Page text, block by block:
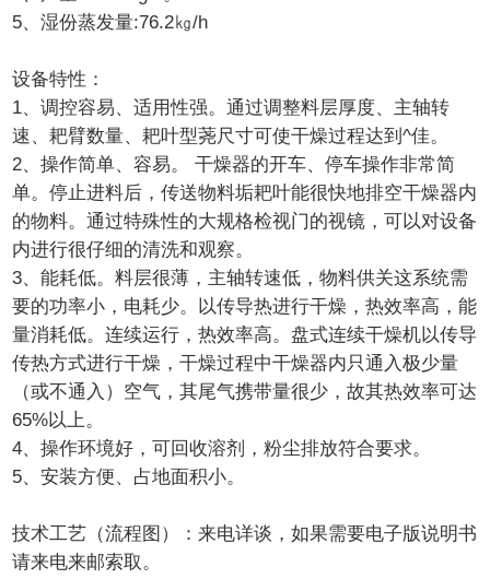
5、湿份蒸发量:76.2㎏/h
设备特性：
1、调控容易、适用性强。通过调整料层厚度、主轴转
速、耙臂数量、耙叶型荛尺寸可使干燥过程达到^佳。
2、操作简单、容易。 干燥器的开车、停车操作非常简
单。停止进料后，传送物料垢耙叶能很快地排空干燥器内
的物料。通过特殊性的大规格检视门的视镜，可以对设备
内进行很仔细的清洗和观察。
3、能耗低。料层很薄，主轴转速低，物料供关这系统需
要的功率小，电耗少。以传导热进行干燥，热效率高，能
量消耗低。连续运行，热效率高。盘式连续干燥机以传导
传热方式进行干燥，干燥过程中干燥器内只通入极少量
（或不通入）空气，其尾气携带量很少，故其热效率可达
65%以上。
4、操作环境好，可回收溶剂，粉尘排放符合要求。
5、安装方便、占地面积小。
技术工艺（流程图）：来电详谈，如果需要电子版说明书
请来电来邮索取。